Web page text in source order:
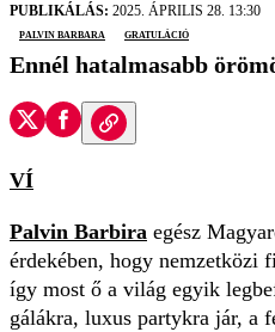
PUBLIKÁLÁS: 2025. ÁPRILIS 28. 13:30
Palvin Barbara
gratuláció
Ennél hatalmasabb
VÍ
Palvin Barbira egész
érdekében, hogy nemzetközi
így most ő a világ egyik
gálákra, luxus partykra jár, a